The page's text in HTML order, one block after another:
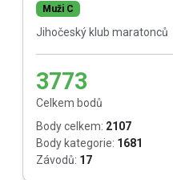
Muži C
Jihočeský klub maratonců
3773
Celkem bodů
Body celkem: 2107
Body kategorie: 1681
Závodů: 17